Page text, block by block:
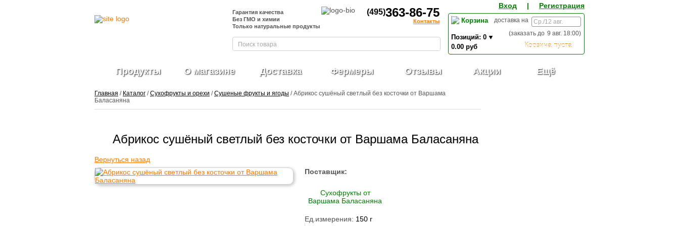
Гарантия качества
Без ГМО и химии
Только натуральные продукты
(495)363-86-75
Контакты
Вход | Регистрация
Корзина
Корзина пуста
доставка на
)
9 авг. 18:00
(заказать до
Позиций: 0
0.00 руб
0,00
Продукты
свежие
Ягоды
Овощи свежие
Овощные нарезки и
заготовки
О магазине Доставка Фермеры Отзывы Акции Ещё
Главная / Каталог /Сухофрукты и орехи /Сушеные фрукты и ягоды / Абрикос сушёный светлый без косточки от Варшама
Баласаняна
Абрикос сушёный светлый без косточки от Варшама Баласаняна
Вернуться назад
Поставщик:
Сухофрукты от
Варшама Баласаняна
Ед.измерения: 150 г